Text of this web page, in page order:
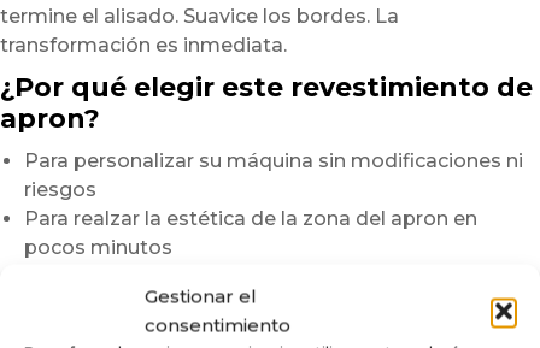
Gestionar el
consentimiento
termine el alisado. Suavice los bordes. La
transformación es inmediata.
¿Por qué elegir este revestimiento de
apron?
Para personalizar su máquina sin modificaciones ni
riesgos
Para realzar la estética de la zona del apron en
pocos minutos